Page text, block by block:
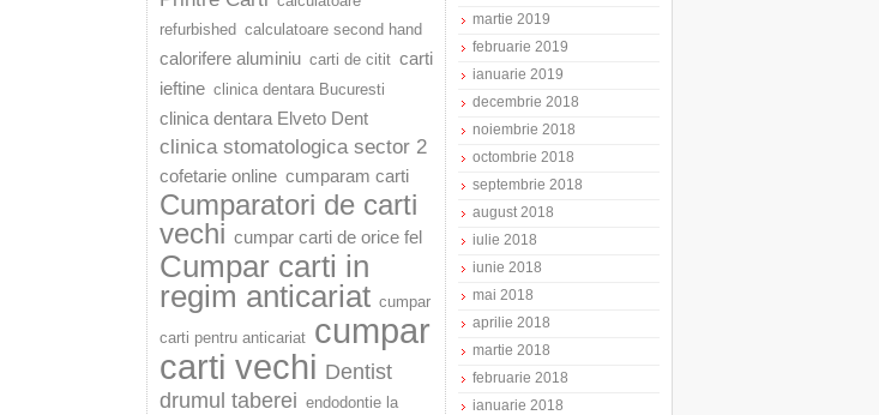
refurbished calculatoare second hand
calorifere aluminiu carti de citit carti
ieftine clinica dentara Bucuresti
clinica dentara Elveto Dent
clinica stomatologica sector 2
cofetarie online cumparam carti
Cumparatori de carti
vechi cumpar carti de orice fel
Cumpar carti in
regim anticariat cumpar
carti pentru anticariat cumpar
carti vechi Dentist
drumul taberei endodontie la
martie 2019
februarie 2019
ianuarie 2019
decembrie 2018
noiembrie 2018
octombrie 2018
septembrie 2018
august 2018
iulie 2018
iunie 2018
mai 2018
aprilie 2018
martie 2018
februarie 2018
ianuarie 2018